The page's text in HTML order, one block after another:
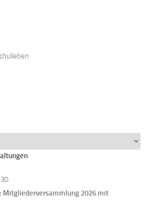
Mitgliederversammlung 2026 mit